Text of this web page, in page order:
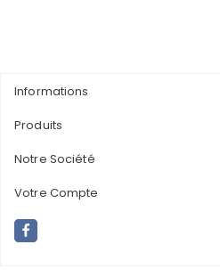
Informations
Produits
Notre Société
Votre Compte